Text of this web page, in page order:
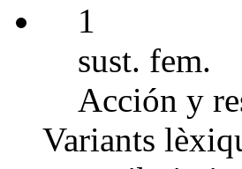
1
sust. fem.
Acción y
Variants